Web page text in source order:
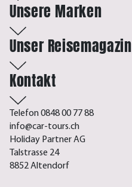
Unsere Marken
Unser Reisemagazin
Kontakt
Telefon 0848 00 77 88
info@car-tours.ch
Holiday Partner AG
Talstrasse 24
8852 Altendorf